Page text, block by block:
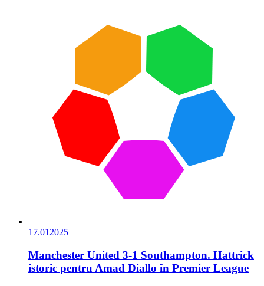
17.01 2025
Manchester United 3-1 Southampton. Hattrick
istoric pentru Amad Diallo în Premier League